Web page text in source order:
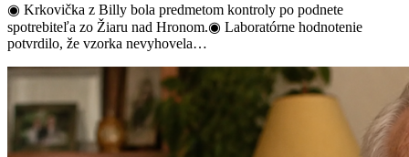
◉ Krkovička z Billy bola predmetom kontroly po podnete
spotrebiteľa zo Žiaru nad Hronom.◉ Laboratórne hodnotenie
potvrdilo, že vzorka nevyhovela…